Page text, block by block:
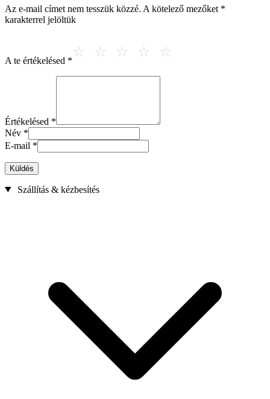
Az e-mail címet nem tesszük közzé. A kötelező mezőket *
karakterrel jelöltük
A te értékelésed *
Értékelésed *
Név *
E-mail *
Küldés
Szállítás & kézbesítés